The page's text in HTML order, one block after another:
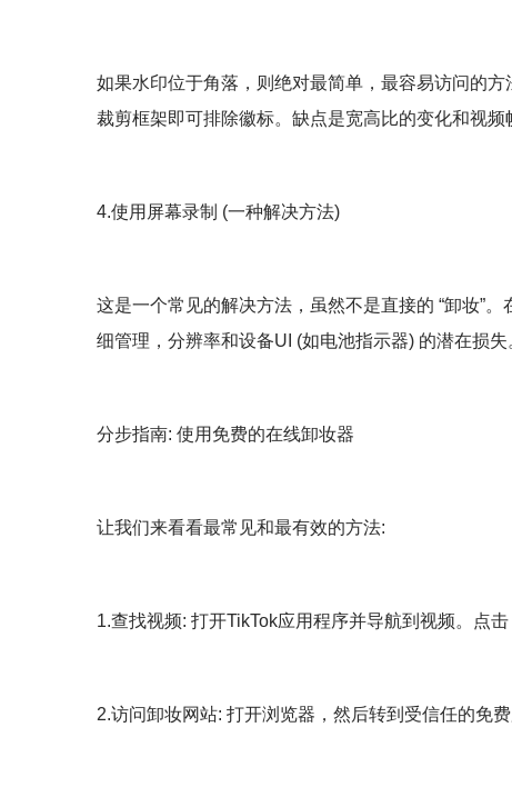
如果水印位于角落，则绝对最简单，最容易访问的
裁剪框架即可排除徽标。缺点是宽高比的变化和视
4.使用屏幕录制 (一种解决方法)
这是一个常见的解决方法，虽然不是直接的 “卸妆”
细管理，分辨率和设备UI (如电池指示器) 的潜在损
分步指南: 使用免费的在线卸妆器
让我们来看看最常见和最有效的方法:
1.查找视频: 打开TikTok应用程序并导航到视频。点击
2.访问卸妆网站: 打开浏览器，然后转到受信任的免